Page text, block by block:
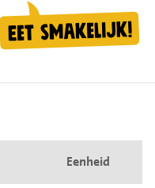
Eenheid